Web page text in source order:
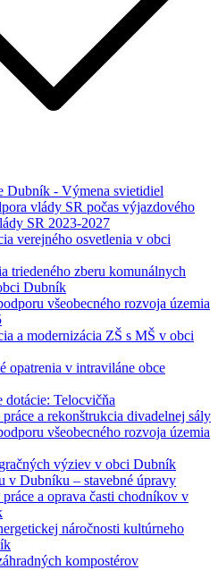
Dubník - Výmena svietidiel
vlády SR počas výjazdového
SR 2023-2027
verejného osvetlenia v obci
triedeného zberu komunálnych
Dubník
všeobecného rozvoja územia
a modernizácia ZŠ s MŠ v obci
opatrenia v intraviláne obce
dotácie: Telocvičňa
a rekonštrukcia divadelnej sály
všeobecného rozvoja územia
výziev v obci Dubník
v Dubníku – stavebné úpravy
a oprava časti chodníkov v
náročnosti kultúrneho
kompostérov